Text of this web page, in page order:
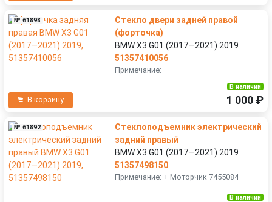
№ 61898
Стекло двери задней правой
(форточка)
BMW X3 G01 (2017—2021) 2019
51357410056
Примечание:
В корзину
В наличии
1 000 ₽
№ 61892
Стеклоподъемник электрический
задний правый
BMW X3 G01 (2017—2021) 2019
51357498150
Примечание: + Моторчик 7455084
В наличии